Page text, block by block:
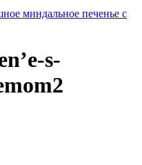
миндальное печенье с
s-